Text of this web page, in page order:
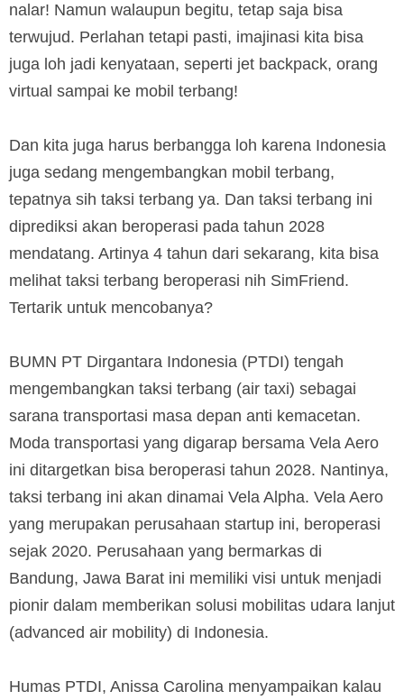
nalar! Namun walaupun begitu, tetap saja bisa
terwujud. Perlahan tetapi pasti, imajinasi kita bisa
juga loh jadi kenyataan, seperti jet backpack, orang
virtual sampai ke mobil terbang!
Dan kita juga harus berbangga loh karena Indonesia
juga sedang mengembangkan mobil terbang,
tepatnya sih taksi terbang ya. Dan taksi terbang ini
diprediksi akan beroperasi pada tahun 2028
mendatang. Artinya 4 tahun dari sekarang, kita bisa
melihat taksi terbang beroperasi nih SimFriend.
Tertarik untuk mencobanya?
BUMN PT Dirgantara Indonesia (PTDI) tengah
mengembangkan taksi terbang (air taxi) sebagai
sarana transportasi masa depan anti kemacetan.
Moda transportasi yang digarap bersama Vela Aero
ini ditargetkan bisa beroperasi tahun 2028. Nantinya,
taksi terbang ini akan dinamai Vela Alpha. Vela Aero
yang merupakan perusahaan startup ini, beroperasi
sejak 2020. Perusahaan yang bermarkas di
Bandung, Jawa Barat ini memiliki visi untuk menjadi
pionir dalam memberikan solusi mobilitas udara lanjut
(advanced air mobility) di Indonesia.
Humas PTDI, Anissa Carolina menyampaikan kalau